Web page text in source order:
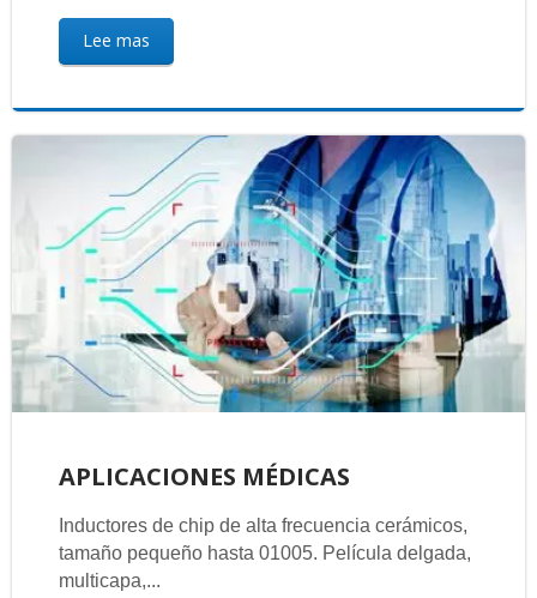
Lee mas
APLICACIONES MÉDICAS
Inductores de chip de alta frecuencia cerámicos,
tamaño pequeño hasta 01005. Película delgada,
multicapa,...